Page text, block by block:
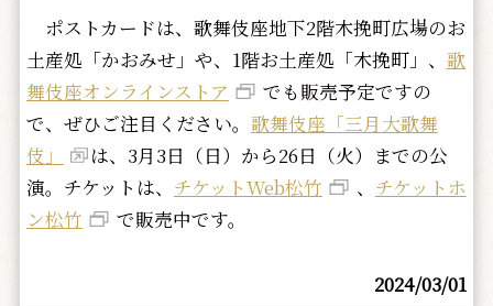
ポストカードは、歌舞伎座地下2階木挽町広場のお
土産処「かおみせ」や、1階お土産処「木挽町」、 歌
舞伎座オンラインストア
でも販売予定ですの
で、ぜひご注目ください。 歌舞伎座「三月大歌舞
伎」
は、3月3日（日）から26日（火）までの公
演。チケットは、 チケットWeb松竹 、 チケットホ
ン松竹
で販売中です。
2024/03/01